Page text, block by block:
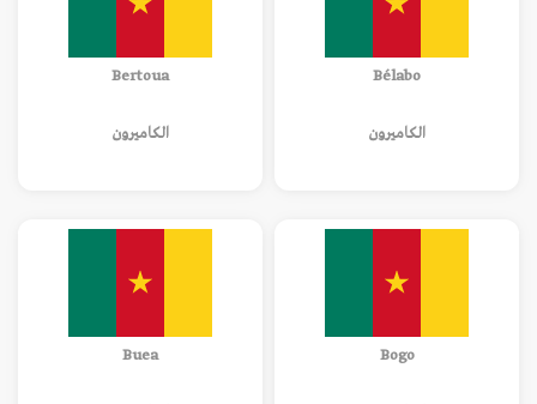
Bélabo
الكاميرون
Bertoua
الكاميرون
Bogo
Buea